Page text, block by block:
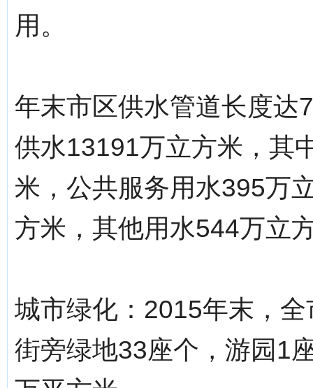
用。
年末市区供水管道长度达
供水13191万立方米，其
米，公共服务用水395万
方米，其他用水544万立
城市绿化：2015年末，
街旁绿地33座个，游园1